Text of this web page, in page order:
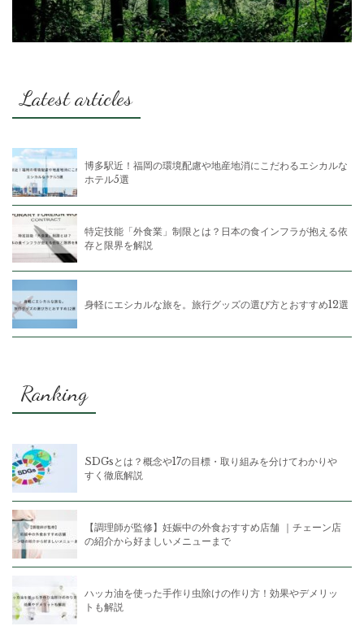
Latest articles
博多駅近！福岡の環境配慮や地産地消にこだわるエシカルな
ホテル5選
特定技能「外食業」制限とは？日本の食インフラが抱える依
存と限界を解説
身軽にエシカルな旅を。旅行グッズの選び方とおすすめ12選
Ranking
SDGsとは？概念や17の目標・取り組みを分けてわかりや
すく徹底解説
【調理師が監修】妊娠中の外食おすすめ店舗 ｜チェーン店
の紹介から好ましいメニューまで
ハッカ油を使った手作り虫除けの作り方！効果やデメリッ
トも解説